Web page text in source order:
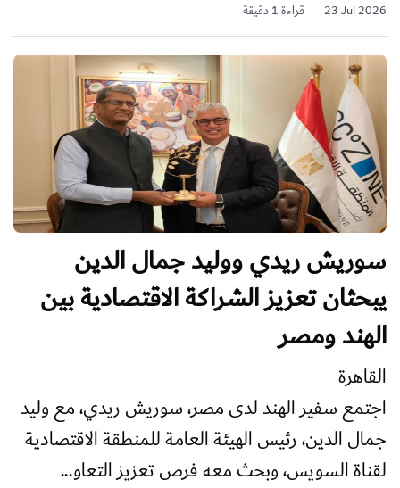
23 Jul 2026 قراءة 1 دقيقة
سوريش ريدي ووليد جمال الدين
يبحثان تعزيز الشراكة الاقتصادية بين
الهند ومصر
القاهرة
اجتمع سفير الهند لدى مصر، سوريش ريدي، مع وليد
جمال الدين، رئيس الهيئة العامة للمنطقة الاقتصادية
لقناة السويس، وبحث معه فرص تعزيز التعاو...